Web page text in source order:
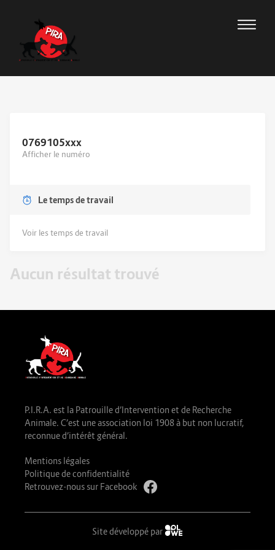
0769105xxx
Afficher le numéro
Le temps de travail
Voir les temps de travail
Aucun résultat trouvé
P.I.R.A. est la Patrouille d’Intervention et de Recherche
Animale. C’est une association loi 1908 à but non lucratif,
reconnue d’intérêt général.
Mentions légales
Politique de confidentialité
Retrouvez-nous sur Facebook
Site développé par